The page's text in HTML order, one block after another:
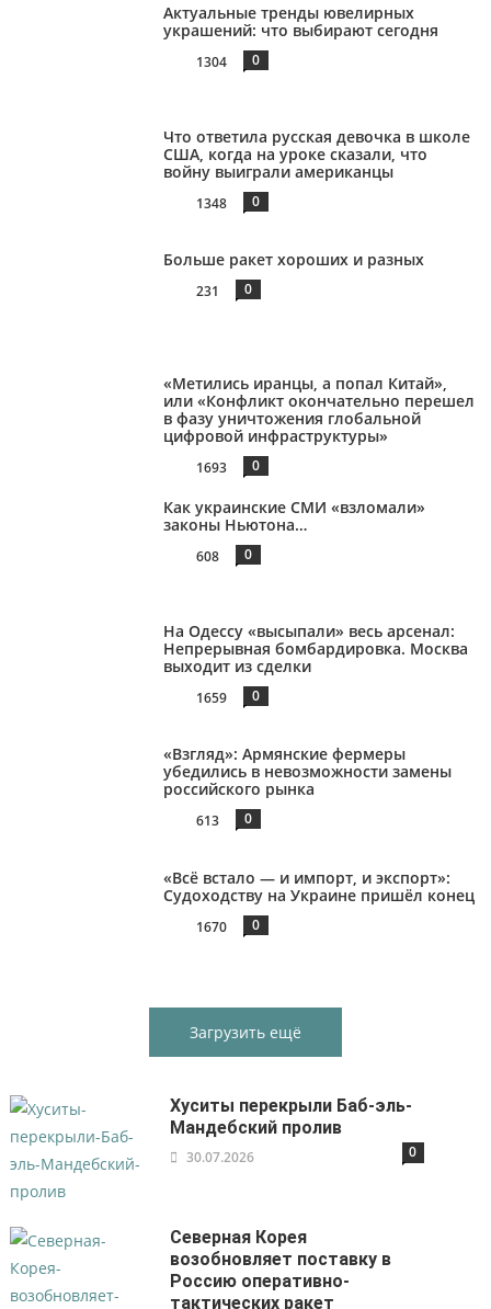
Актуальные тренды ювелирных
украшений: что выбирают сегодня
1304 0
Что ответила русская девочка в школе
США, когда на уроке сказали, что
войну выиграли американцы
1348 0
Больше ракет хороших и разных
231 0
«Метились иранцы, а попал Китай»,
или «Конфликт окончательно перешел
в фазу уничтожения глобальной
цифровой инфраструктуры»
1693 0
Как украинские СМИ «взломали»
законы Ньютона…
608 0
На Одессу «высыпали» весь арсенал:
Непрерывная бомбардировка. Москва
выходит из сделки
1659 0
«Взгляд»: Армянские фермеры
убедились в невозможности замены
российского рынка
613 0
«Всё встало — и импорт, и экспорт»:
Судоходству на Украине пришёл конец
1670 0
Загрузить ещё
Хуситы перекрыли Баб-эль-
Мандебский пролив
30.07.2026 0
Северная Корея
возобновляет поставку в
Россию оперативно-
тактических ракет